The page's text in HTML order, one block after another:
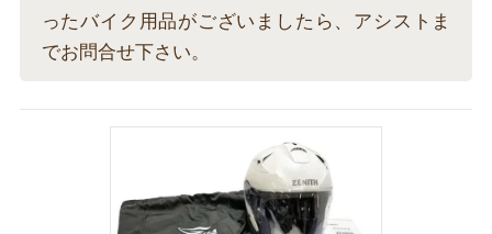
ったバイク用品がございましたら、アシストま
でお問合せ下さい。